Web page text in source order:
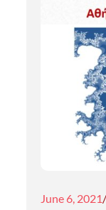
Posted
June 6, 2021